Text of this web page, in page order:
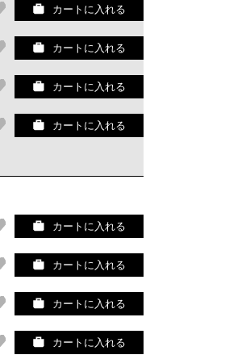
カートに入れる
カートに入れる
カートに入れる
カートに入れる
カートに入れる
カートに入れる
カートに入れる
カートに入れる